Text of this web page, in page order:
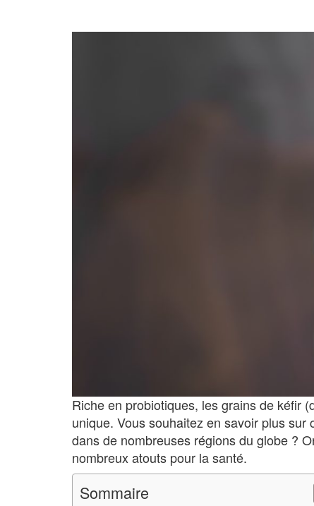
Riche en probiotiques, les grains de kéfir
unique. Vous souhaitez en savoir plus sur
dans de nombreuses régions du globe ?
nombreux atouts pour la santé.
Sommaire